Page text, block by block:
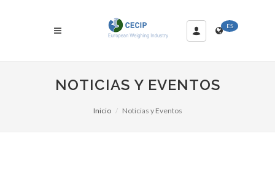
ES
NOTICIAS Y EVENTOS
Inicio Noticias y Eventos